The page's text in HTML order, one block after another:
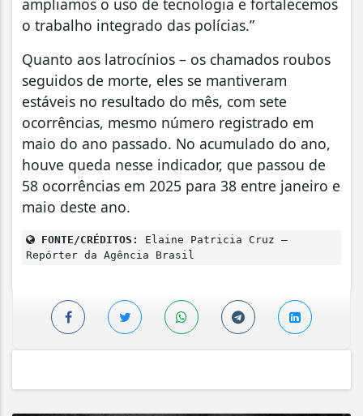
ampliamos o uso de tecnologia e fortalecemos
o trabalho integrado das polícias.”
Quanto aos latrocínios – os chamados roubos
seguidos de morte, eles se mantiveram
estáveis no resultado do mês, com sete
ocorrências, mesmo número registrado em
maio do ano passado. No acumulado do ano,
houve queda nesse indicador, que passou de
58 ocorrências em 2025 para 38 entre janeiro e
maio deste ano.
FONTE/CRÉDITOS:
Elaine Patricia Cruz –
Repórter da Agência Brasil